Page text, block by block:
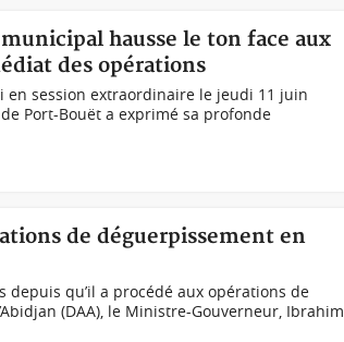
hausse le ton face aux
des opérations
en session extraordinaire le jeudi 11 juin
Port-Bouët a exprimé sa profonde
de déguerpissement en
depuis qu’il a procédé aux opérations de
(DAA), le Ministre-Gouverneur, Ibrahim